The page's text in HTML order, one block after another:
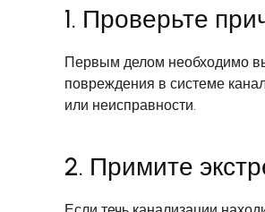
1. Проверьте
Первым делом необходимо
повреждения в системе
или неисправности.
2. Примите